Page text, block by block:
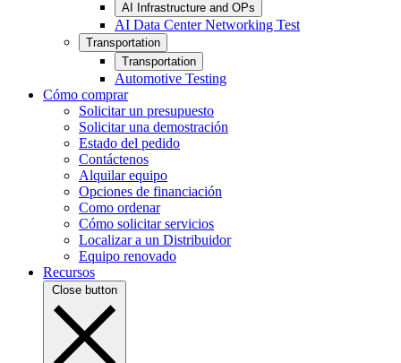
AI Infrastructure and OPs
AI Data Center Networking Test
Transportation
Transportation
Automotive Testing
Cómo comprar
Solicitar un presupuesto
Solicitar una demostración
Estado del pedido
Contáctenos
Alquilar equipo
Opciones de financiación
Como ordenar
Cómo solicitar servicios
Localizar a un Distribuidor
Equipo renovado
Recursos
Close button